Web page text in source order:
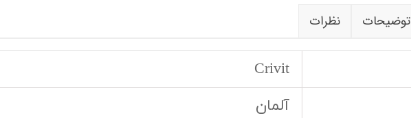
توضیحات نظرات
Crivit
آلمان